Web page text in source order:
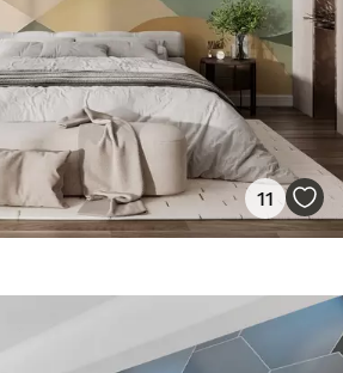
11